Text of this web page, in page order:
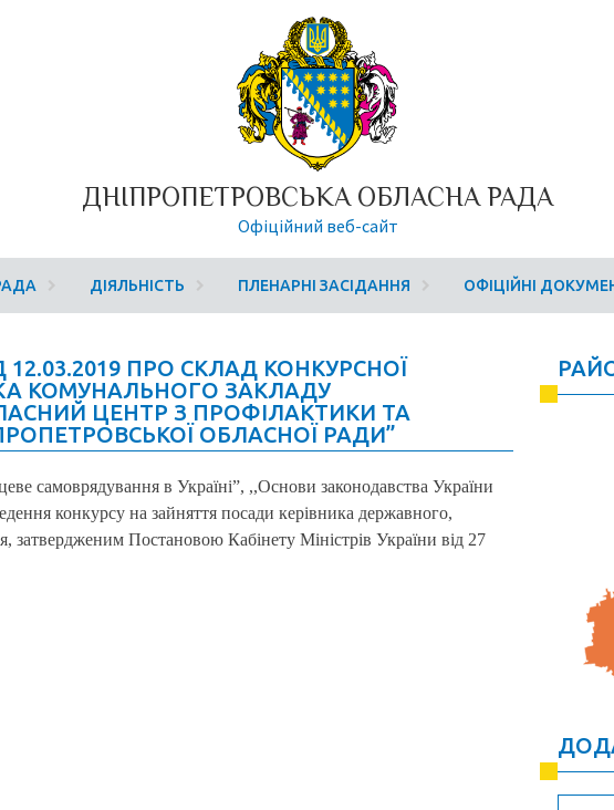
ДНІПРОПЕТРОВСЬКА ОБЛАСНА РАДА
Офіційний веб-сайт
ДІЯЛЬНІСТЬ ПЛЕНАРНІ ЗАСІДАННЯ ОФІЦІЙНІ
ПРО СКЛАД КОНКУРСНОЇ
КОМУНАЛЬНОГО ЗАКЛАДУ
ЦЕНТР З ПРОФІЛАКТИКИ ТА
ОБЛАСНОЇ РАДИ”
самоврядування в Україні”, ,,Основи законодавства України
конкурсу на зайняття посади керівника державного,
затвердженим Постановою Кабінету Міністрів України від 27